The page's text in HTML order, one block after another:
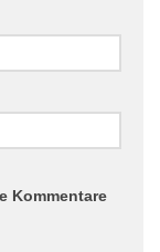
Kommentare